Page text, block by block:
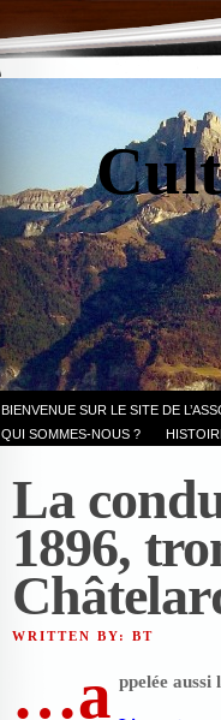
BIENVENUE SUR LE SITE DE
QUI SOMMES-NOUS ?
La
1896,
WRITTEN BY: BT
…a ppelée aussi